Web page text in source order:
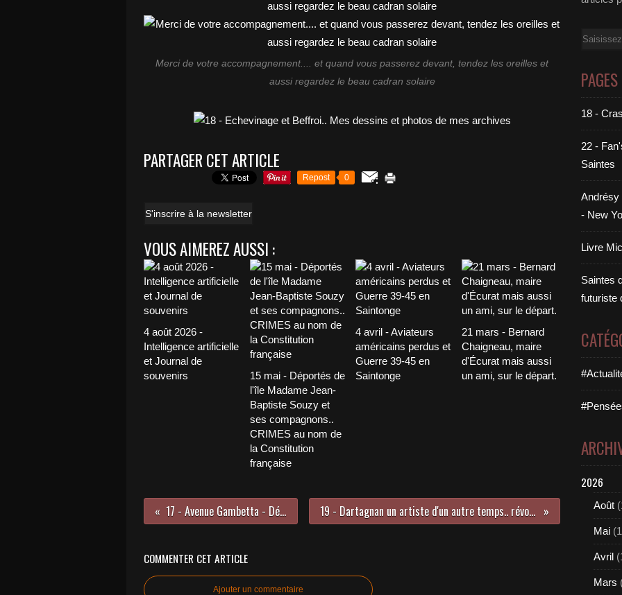
Merci de votre accompagnement.... et quand vous passerez devant, tendez les oreilles et
aussi regardez le beau cadran solaire
PARTAGER CET ARTICLE
Repost 0
S'inscrire à la newsletter
VOUS AIMEREZ AUSSI :
4 août 2026 -
Intelligence artificielle
et Journal de
souvenirs
15 mai - Déportés de
l'île Madame Jean-
Baptiste Souzy et
ses compagnons..
CRIMES au nom de
la Constitution
française
4 avril - Aviateurs
américains perdus et
Guerre 39-45 en
Saintonge
21 mars - Bernard
Chaigneau, maire
d'Écurat mais aussi
un ami, sur le départ.
17 - Avenue Gambetta - Défi 2023 pour Saintes 19 - Dartagnan un artiste d'un autre temps.. révolu (Mais aussi Mort pour la France)
COMMENTER CET ARTICLE
Ajouter un commentaire
Email
PAGES
18 -
22 -
Saintes
Andrésy
- New
Livre
Saintes
futuriste
2026
Août
Mai
Avril
Mars